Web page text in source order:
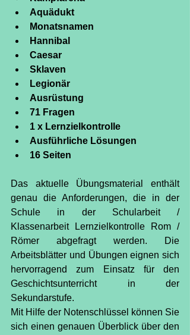
Aquädukt
Monatsnamen
Hannibal
Caesar
Sklaven
Legionär
Ausrüstung
71 Fragen
1 x Lernzielkontrolle
Ausführliche Lösungen
16 Seiten
Das aktuelle Übungsmaterial enthält
genau die Anforderungen, die in der
Schule in der Schularbeit /
Klassenarbeit Lernzielkontrolle Rom /
Römer abgefragt werden. Die
Arbeitsblätter und Übungen eignen sich
hervorragend zum Einsatz für den
Geschichtsunterricht in der
Sekundarstufe.
Mit Hilfe der Notenschlüssel können Sie
sich einen genauen Überblick über den